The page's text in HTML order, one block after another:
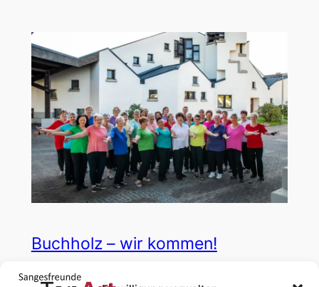
Buchholz – wir kommen!